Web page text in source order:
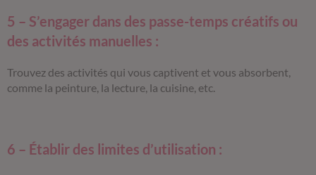
5 – S’engager dans des passe-temps créatifs ou
des activités manuelles :
Trouvez des activités qui vous captivent et vous absorbent,
comme la peinture, la lecture, la cuisine, etc.
6 – Établir des limites d’utilisation :